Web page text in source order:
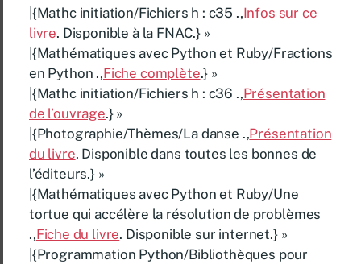
|{Mathc initiation/Fichiers h : c35 .,Infos sur ce
livre. Disponible à la FNAC.} »
|{Mathématiques avec Python et Ruby/Fractions
en Python .,Fiche complète.} »
|{Mathc initiation/Fichiers h : c36 .,Présentation
de l’ouvrage.} »
|{Photographie/Thèmes/La danse .,Présentation
du livre. Disponible dans toutes les bonnes de
l’éditeurs.} »
|{Mathématiques avec Python et Ruby/Une
tortue qui accélère la résolution de problèmes
.,Fiche du livre. Disponible sur internet.} »
|{Programmation Python/Bibliothèques pour